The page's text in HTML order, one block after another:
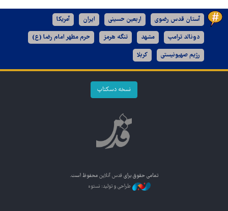
آستان قدس رضوی اربعین حسینی ایران آمریکا
دونالد ترامپ مشهد تنگه هرمز حرم مطهر امام رضا (ع)
رژیم صهیونیستی کربلا
نسخه دسکتاپ
تمامی حقوق برای قدس آنلاین محفوظ است.
طراحی و تولید: نستوه